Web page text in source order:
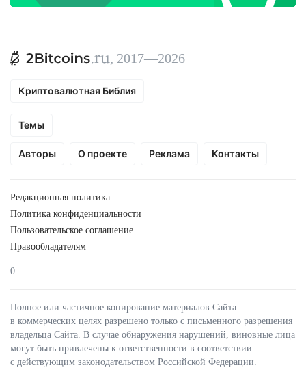
, 2017—2026
Криптовалютная Библия
Темы
Авторы О проекте Реклама Контакты
Редакционная политика
Политика конфиденциальности
Пользовательское соглашение
Правообладателям
0
Полное или частичное копирование материалов Сайта
в коммерческих целях разрешено только с письменного разрешения
владельца Сайта. В случае обнаружения нарушений, виновные лица
могут быть привлечены к ответственности в соответствии
с действующим законодательством Российской Федерации.